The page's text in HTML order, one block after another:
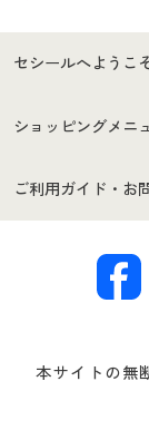
セシールへようこ
はじめての方へ
セシールご利用規約
著作権・商標につ
ショッピングメニ
商品カテゴリ
プレゼント＆キャ
ご利用ガイド・お
交換・返品は
ついて
本サイトの無